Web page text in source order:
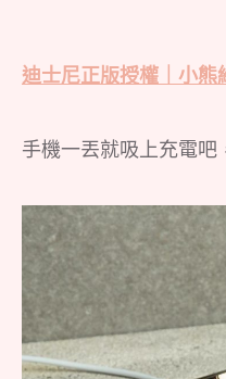
迪士尼正版授權｜小熊
手機一丟就吸上充電吧